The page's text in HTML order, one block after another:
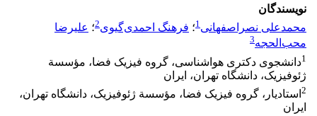
نویسندگان
محمدعلی نصراصفهانی1؛ فرهنگ احمدی‌گیوی2؛ علیرضا
محب‌الحجه3
1دانشجوی دکتری هواشناسی، گروه فیزیک فضا، مؤسسة
ژئوفیزیک، دانشگاه تهران، ایران
2 استادیار، گروه فیزیک فضا، مؤسسة ژئوفیزیک، دانشگاه تهران،
ایران